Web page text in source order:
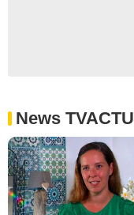
News TVACTU